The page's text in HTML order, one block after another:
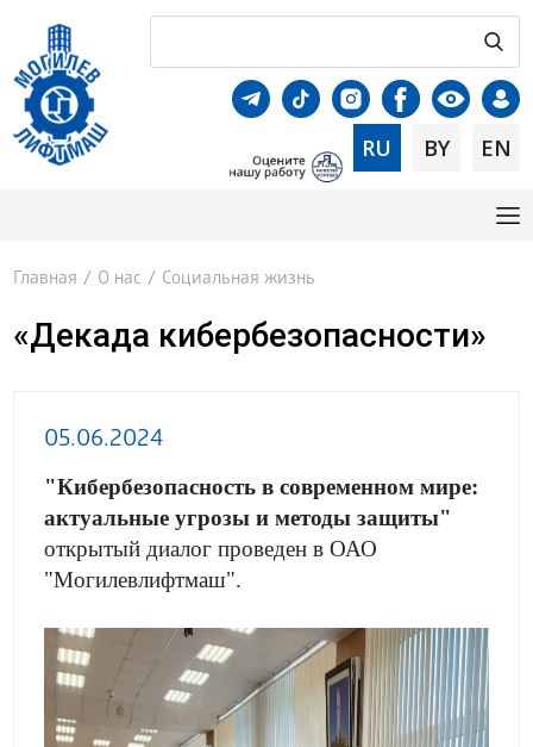
RU BY EN
Главная / О нас / Социальная жизнь
«Декада кибербезопасности»
05.06.2024
"Кибербезопасность в современном мире:
актуальные угрозы и методы защиты"
открытый диалог проведен в ОАО
"Могилевлифтмаш".